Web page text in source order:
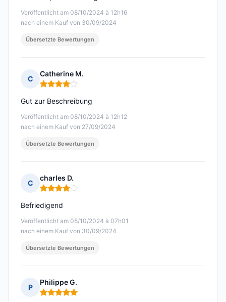
Veröffentlicht am 08/10/2024 à 12h16
nach einem Kauf von 30/09/2024
Übersetzte Bewertungen
C
Catherine M.
Hinweis: 4 von 5
Veröffentlicht am 08/10/2024 à 12h12
nach einem Kauf von 27/09/2024
Gut zur Beschreibung
Übersetzte Bewertungen
C
charles D.
Hinweis: 4 von 5
Veröffentlicht am 08/10/2024 à 07h01
nach einem Kauf von 30/09/2024
Befriedigend
Übersetzte Bewertungen
P
Philippe G.
Hinweis: 5 von 5